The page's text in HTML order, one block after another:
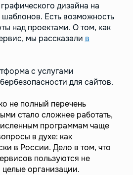
дизайна на
Есть возможность
над проектами. О том, как
мы рассказали в
с услугами
для сайтов.
не полный перечень
стало сложнее работать,
программам чаще
в духе: как
в России. Дело в том, что
пользуются не
организации.